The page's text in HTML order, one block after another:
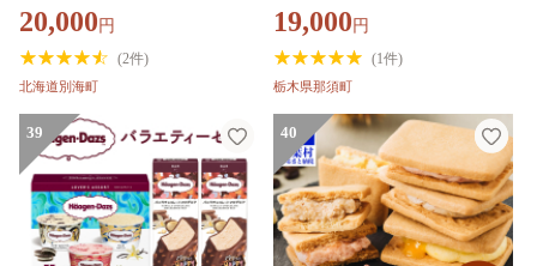
イーツ アイスクリーム 北海道
産アイスクリーム 道産アイス
道産アイスクリーム ギフト 詰
）
20,000 円
(2件)
北海道別海町
牛 南ヶ丘牧場スイーツ アイス
クリーム詰め合わせ アイスクリ
ーム乳牛 アイスクリームスイー
スイーツ 乳牛スイーツ あいす
アイス 牛乳 スウィーツ アイス
くりーむ 詰めあわせ つめあわ
せ ギュウニュウ 詰め合わせ ギ
フト セット スイーツ 乳製品
〔P-132〕
19,000 円
(1件)
栃木県那須町
39 40